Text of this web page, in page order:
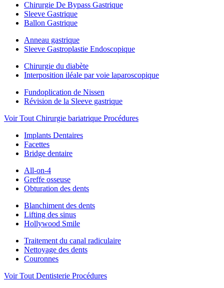
Chirurgie De Bypass Gastrique
Sleeve Gastrique
Ballon Gastrique
Anneau gastrique
Sleeve Gastroplastie Endoscopique
Chirurgie du diabète
Interposition iléale par voie laparoscopique
Fundoplication de Nissen
Révision de la Sleeve gastrique
Voir Tout Chirurgie bariatrique Procédures
Implants Dentaires
Facettes
Bridge dentaire
All-on-4
Greffe osseuse
Obturation des dents
Blanchiment des dents
Lifting des sinus
Hollywood Smile
Traitement du canal radiculaire
Nettoyage des dents
Couronnes
Voir Tout Dentisterie Procédures